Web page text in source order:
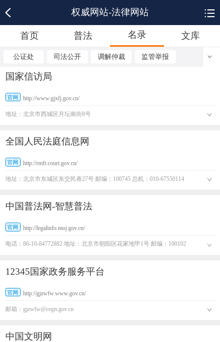
权威网站-法律网站
首页 普法 名录 文库
公证处 司法公开 调解仲裁 监管举报
国家信访局
官网 http://www.gjxfj.gov.cn/
地址：北京市西城区月坛南街8号
全国人民法庭信息网
官网 http://rmft.court.gov.cn/
地址：北京市东城区东交民巷27号 邮编：100745 总机：010-67550114
中国普法网-智慧普法
官网 http://legalinfo.moj.gov.cn/
电话：86-10-84772882 地址：北京市朝阳区花家地甲1号 邮编：100102
12345国家政务服务平台
官网 http://gjzwfw.www.gov.cn/
邮箱：gjzwfw@cegn.gov.cn
中国文明网